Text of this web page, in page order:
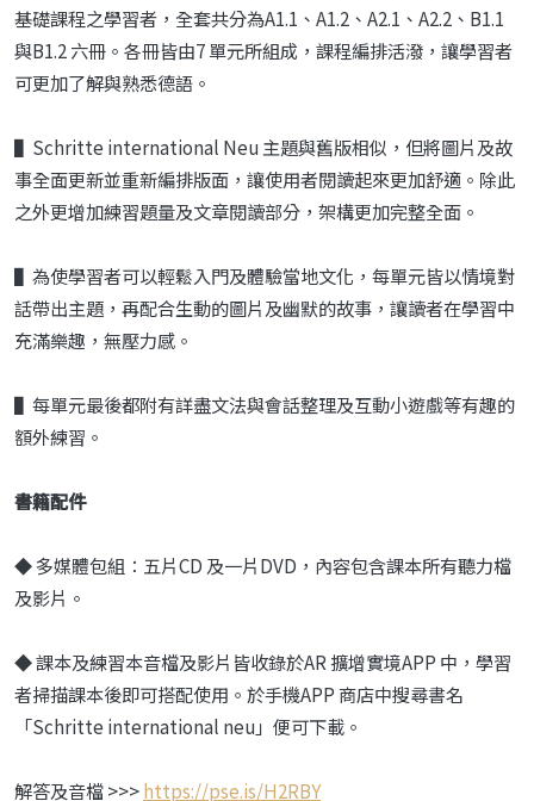
基礎課程之學習者，全套共分為A1.1、A1.2、A2.1、A2.2、B1.1
與B1.2 六冊。各冊皆由7 單元所組成，課程編排活潑，讓學習者
可更加了解與熟悉德語。
▌Schritte international Neu 主題與舊版相似，但將圖片及故
事全面更新並重新編排版面，讓使用者閱讀起來更加舒適。除此
之外更增加練習題量及文章閱讀部分，架構更加完整全面。
▌為使學習者可以輕鬆入門及體驗當地文化，每單元皆以情境對
話帶出主題，再配合生動的圖片及幽默的故事，讓讀者在學習中
充滿樂趣，無壓力感。
▌每單元最後都附有詳盡文法與會話整理及互動小遊戲等有趣的
額外練習。
書籍配件
◆ 多媒體包組：五片CD 及一片DVD，內容包含課本所有聽力檔
及影片。
◆ 課本及練習本音檔及影片皆收錄於AR 擴增實境APP 中，學習
者掃描課本後即可搭配使用。於手機APP 商店中搜尋書名
「Schritte international neu」便可下載。
解答及音檔 >>>https://pse.is/H2RBY